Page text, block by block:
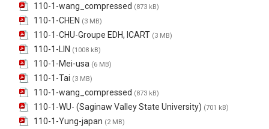
110-1-wang_compressed (873 kB)
110-1-CHEN (3 MB)
110-1-CHU-Groupe EDH, ICART (3 MB)
110-1-LIN (1008 kB)
110-1-Mei-usa (6 MB)
110-1-Tai (3 MB)
110-1-wang_compressed (873 kB)
110-1-WU- (Saginaw Valley State University) (701 kB)
110-1-Yung-japan (2 MB)